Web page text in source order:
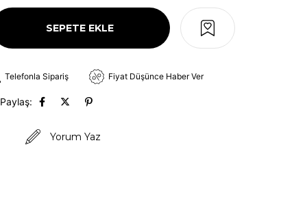
Telefonla Sipariş Fiyat Düşünce Haber Ver
Paylaş:
Yorum Yaz